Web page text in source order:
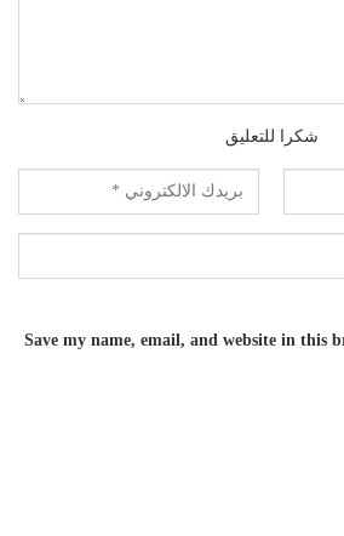
شكرا للتعليق
Save my name, email, and website in this